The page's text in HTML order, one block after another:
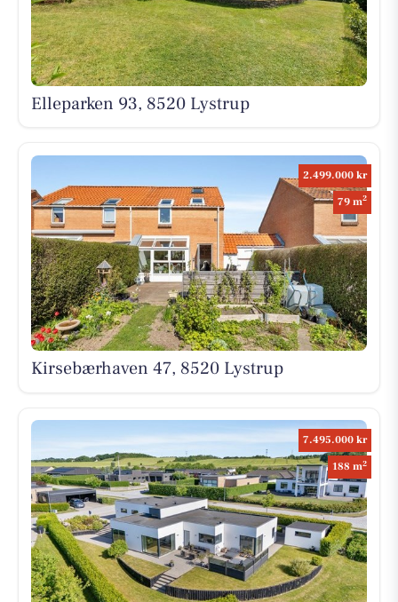
Elleparken 93, 8520 Lystrup
2.499.000 kr
79 m2
Kirsebærhaven 47, 8520 Lystrup
7.495.000 kr
188 m2